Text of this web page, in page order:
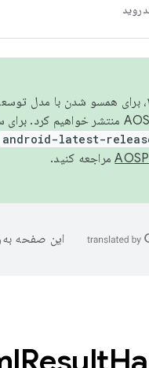
از سال ۲۰۲۶، برای همسو شدن با
android-latest-
مراجعه کنید.
این صفحه